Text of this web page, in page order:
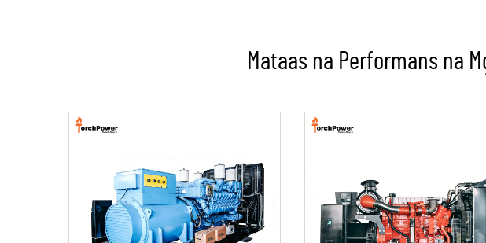
Mataas na Performans na